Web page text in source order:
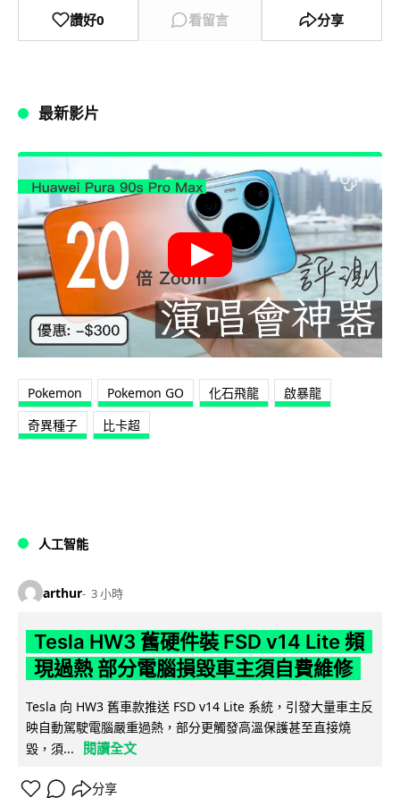
讚好0 看留言 分享
最新影片
Pokemon Pokemon GO 化石飛龍
啟暴龍
奇異種子
比卡超
人工智能
arthur 3 小時
Tesla HW3 舊硬件裝 FSD v14 Lite 頻
現過熱 部分電腦損毀車主須自費維修
Tesla 向 HW3 舊車款推送 FSD v14 Lite 系統，引發大量車主反
映自動駕駛電腦嚴重過熱，部分更觸發高溫保護甚至直接燒
毀，須...
閱讀全文
分享